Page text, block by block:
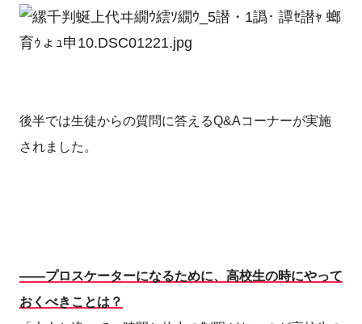
後半では生徒からの質問に答えるQ&Aコーナーが実施
されました。
――プロスケーターになるために、高校生の時にやって
おくべきことは？